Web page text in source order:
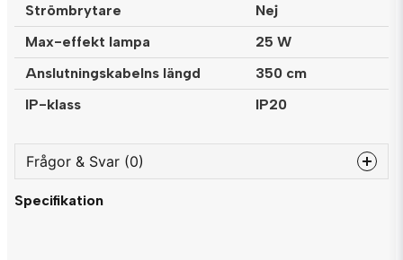
Strömbrytare
Nej
Max-effekt lampa
25 W
Anslutningskabelns längd
350 cm
IP-klass
IP20
Frågor & Svar (0)
question
Specifikation